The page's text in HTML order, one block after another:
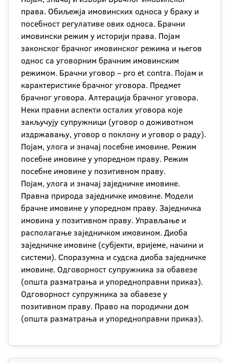
права. Обиљежја имовинских односа у браку и
посебност регулативе ових односа. Брачни
имовински режим у историји права. Појам
законског брачног имовинског режима и његов
однос са уговорним брачним имовинским
режимом. Брачни уговор – pro et contra. Појам и
карактеристике брачног уговора. Предмет
брачног уговора. Алтерација брачног уговора.
Неки правни аспекти осталих уговора које
закључују супружници (уговор о доживотном
издржавању, уговор о поклону и уговор о раду).
Појам, улога и значај посебне имовине. Режим
посебне имовине у упоредном праву. Режим
посебне имовине у позитивном праву.
Појам, улога и значај заједничке имовине.
Правна природа заједничке имовине. Модели
брачне имовине у упоредном праву. Заједничка
имовина у позитивном праву. Управљање и
располагање заједничком имовином. Диоба
заједничке имовине (субјекти, вријеме, начини и
системи). Споразумна и судска диоба заједничке
имовине. Одговорност супружника за обавезе
(општа разматрања и упоредноправни приказ).
Одговорност супружника за обавезе у
позитивном праву. Право на породични дом
(општа разматрања и упоредноправни приказ).